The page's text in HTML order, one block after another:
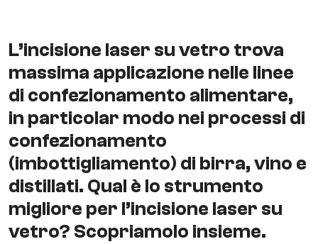
L’incisione laser su vetro trova
massima applicazione nelle linee
di confezionamento alimentare,
in particolar modo nei processi di
confezionamento
(imbottigliamento) di birra, vino e
distillati. Qual è lo strumento
migliore per l’incisione laser su
vetro? Scopriamolo insieme.